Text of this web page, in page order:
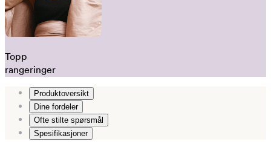
Topp
rangeringer
Produktoversikt
Dine fordeler
Ofte stilte spørsmål
Spesifikasjoner